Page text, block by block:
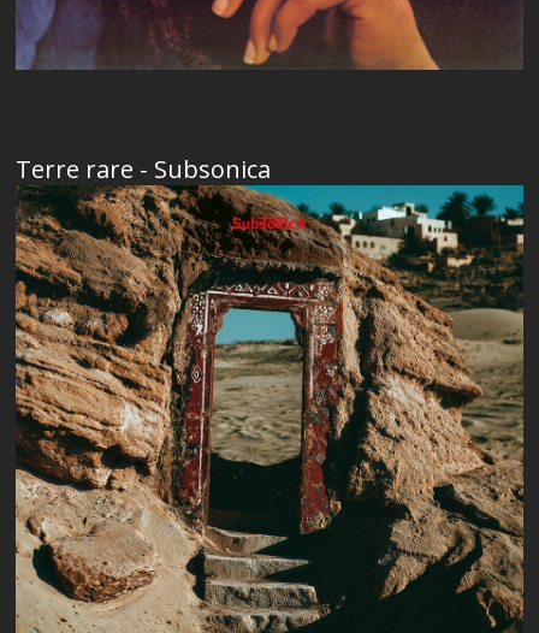
Terre rare - Subsonica